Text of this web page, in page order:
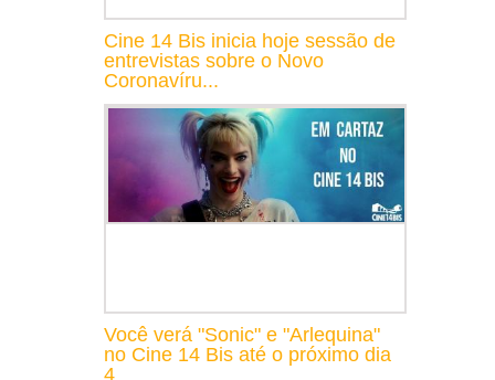
Cine 14 Bis inicia hoje sessão de
entrevistas sobre o Novo
Coronavíru...
Você verá "Sonic" e "Arlequina"
no Cine 14 Bis até o próximo dia
4